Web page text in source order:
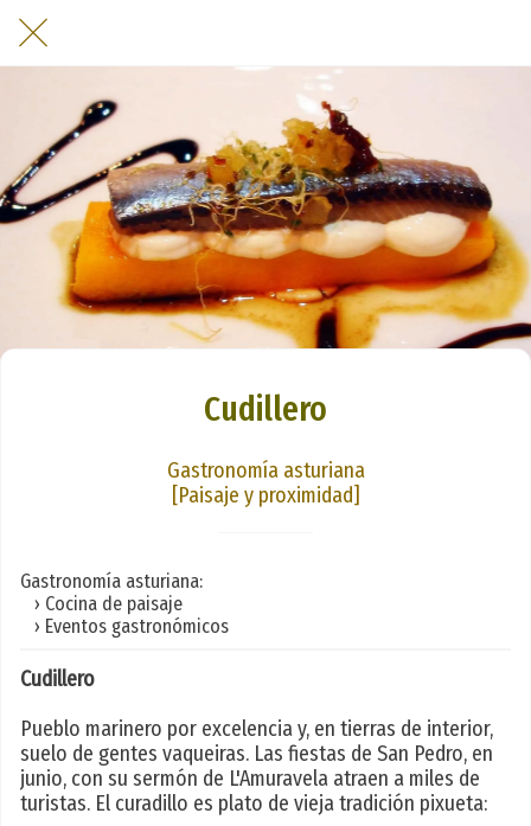
Cudillero
Gastronomía asturiana
[Paisaje y proximidad]
Gastronomía asturiana:
› Cocina de paisaje
› Eventos gastronómicos
Cudillero
Pueblo marinero por excelencia y, en tierras de interior,
suelo de gentes vaqueiras. Las fiestas de San Pedro, en
junio, con su sermón de L'Amuravela atraen a miles de
turistas. El curadillo es plato de vieja tradición pixueta: